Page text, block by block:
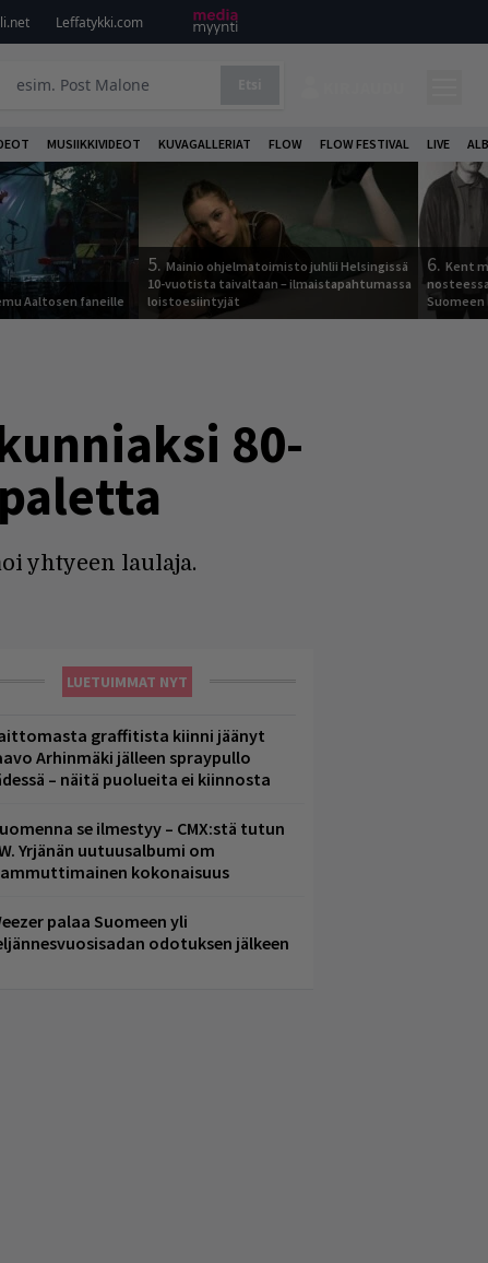
Leffatykki.com
MUSIIKKIVIDEOT KUVAGALLERIAT FLOW FLOW FESTIVAL LIVE
Aaltosen faneille
5. Mainio ohjelmatoimisto juhlii Helsingissä
10-vuotista taivaltaan – ilmaistapahtumassa
loistoesiintyjät
6. Kent
Suomeen
80-
yhtyeen laulaja.
LUETUIMMAT NYT
graffitista kiinni jäänyt
Arhinmäki jälleen spraypullo
– näitä puolueita ei kiinnosta
se ilmestyy – CMX:stä tutun
Yrjänän uutuusalbumi om
kokonaisuus
palaa Suomeen yli
odotuksen jälkeen